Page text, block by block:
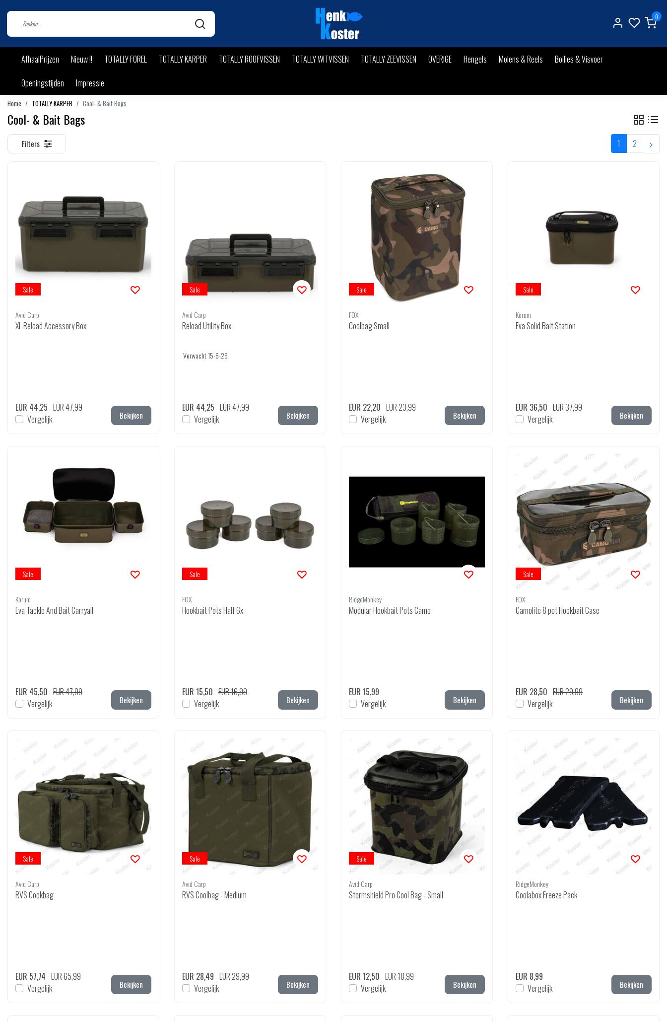
0
AfhaalPrijzen Nieuw !! TOTALLY FOREL TOTALLY KARPER TOTALLY ROOFVISSEN TOTALLY WITVISSEN TOTALLY ZEEVISSEN OVERIGE Hengels Molens & Reels
Boilies & Visvoer
Openingstijden
Impressie
Home TOTALLY KARPER Cool- & Bait Bags
Cool- & Bait Bags
Filters 1 2
Sale
Avid Carp
XL Reload Accessory Box
EUR 44,25 EUR 47,99
Vergelijk
Bekijken
Sale
Avid Carp
Reload Utility Box
Verwacht 15-6-26
EUR 44,25 EUR 47,99
Vergelijk
Bekijken
Sale
FOX
Coolbag Small
EUR 22,20 EUR 23,99
Vergelijk
Bekijken
Sale
Korum
Eva Solid Bait Station
EUR 36,50 EUR 37,99
Vergelijk
Bekijken
Sale
Korum
Eva Tackle And Bait Carryall
EUR 45,50 EUR 47,99
Vergelijk
Bekijken
Sale
FOX
Hookbait Pots Half 6x
EUR 15,50 EUR 16,99
Vergelijk
Bekijken
RidgeMonkey
Modular Hookbait Pots Camo
EUR 15,99
Vergelijk
Bekijken
Sale
FOX
Camolite 8 pot Hookbait Case
EUR 28,50 EUR 29,99
Vergelijk
Bekijken
Sale
Avid Carp
RVS Cookbag
EUR 57,74 EUR 65,99
Vergelijk
Bekijken
Sale
Avid Carp
RVS Coolbag - Medium
EUR 28,49 EUR 29,99
Vergelijk
Bekijken
Sale
Avid Carp
Stormshield Pro Cool Bag - Small
EUR 12,50 EUR 18,99
Vergelijk
Bekijken
RidgeMonkey
Coolabox Freeze Pack
EUR 8,99
Vergelijk
Bekijken